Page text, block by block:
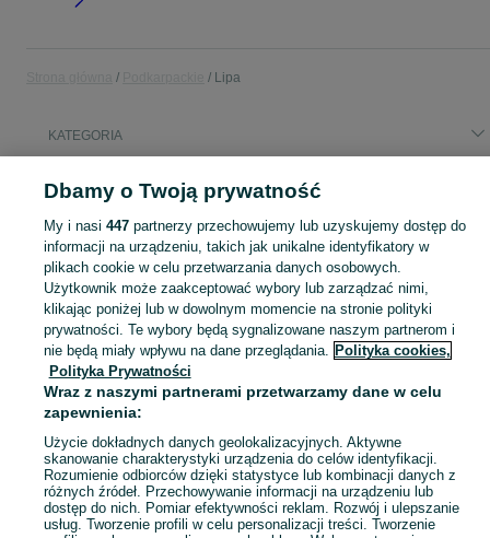
Lipa
KATEGORIA
Popularne wyszukiwania
mieszkanie
kukurydza mielona
Zobacz
Mapa kategorii
Mapa miejscowości
Mapa ministron
Popularne wyszukiwania
Dbamy o Twoją prywatność
My i nasi 447partnerzy przechowujemy lub uzyskujemy dostęp do
informacji na urządzeniu, takich jak unikalne identyfikatory w
plikach cookie w celu przetwarzania danych osobowych.
Użytkownik może zaakceptować wybory lub zarządzać nimi,
klikając poniżej lub w dowolnym momencie na stronie polityki
prywatności. Te wybory będą sygnalizowane naszym partnerom i
nie będą miały wpływu na dane przeglądania. Polityka cookies,
Polityka Prywatności
Wraz z naszymi partnerami przetwarzamy dane w celu
zapewnienia:
Użycie dokładnych danych geolokalizacyjnych. Aktywne
skanowanie charakterystyki urządzenia do celów identyfikacji.
Rozumienie odbiorców dzięki statystyce lub kombinacji danych z
różnych źródeł. Przechowywanie informacji na urządzeniu lub
dostęp do nich. Pomiar efektywności reklam. Rozwój i ulepszanie
usług. Tworzenie profili w celu personalizacji treści. Tworzenie